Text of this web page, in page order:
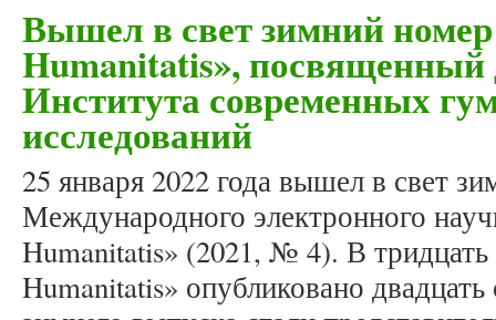
Вышел в свет зимний
Humanitatis», посвященный
Института современных
исследований
25 января 2022 года вышел в свет
Международного электронного
Humanitatis» (2021, № 4). В тридцать
Humanitatis» опубликовано